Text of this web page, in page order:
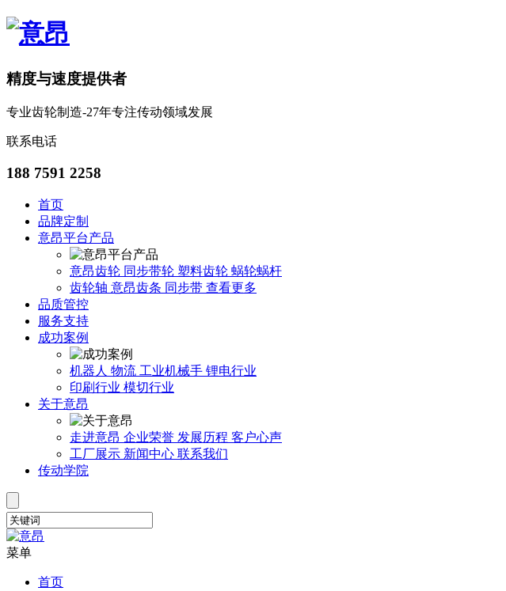
精度与速度提供者
专业齿轮制造-27年专注传动领域发展
联系电话
188 7591 2258
首页
品牌定制
意昂平台产品
意昂齿轮 同步带轮 塑料齿轮 蜗轮蜗杆
齿轮轴 意昂齿条 同步带 查看更多
品质管控
服务支持
成功案例
机器人 物流 工业机械手 锂电行业
印刷行业 模切行业
关于意昂
走进意昂 企业荣誉 发展历程 客户心声
工厂展示 新闻中心 联系我们
传动学院
菜单
首页